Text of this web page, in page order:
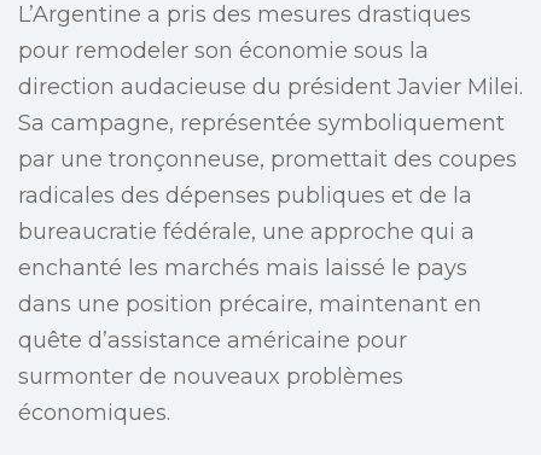
L’Argentine a pris des mesures drastiques
pour remodeler son économie sous la
direction audacieuse du président Javier Milei.
Sa campagne, représentée symboliquement
par une tronçonneuse, promettait des coupes
radicales des dépenses publiques et de la
bureaucratie fédérale, une approche qui a
enchanté les marchés mais laissé le pays
dans une position précaire, maintenant en
quête d’assistance américaine pour
surmonter de nouveaux problèmes
économiques.